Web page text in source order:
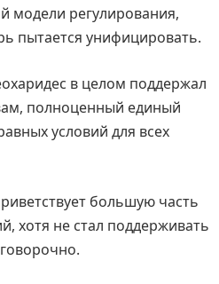
модели регулирования,
пытается унифицировать.
в целом поддержал
полноценный единый
условий для всех
большую часть
хотя не стал поддерживать